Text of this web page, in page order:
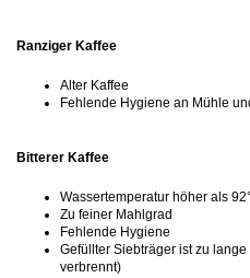
Ranziger Kaffee
Alter Kaffee
Fehlende Hygiene an Mühle
Bitterer Kaffee
Wassertemperatur höher als
Zu feiner Mahlgrad
Fehlende Hygiene
Gefüllter Siebträger ist zu
verbrennt)